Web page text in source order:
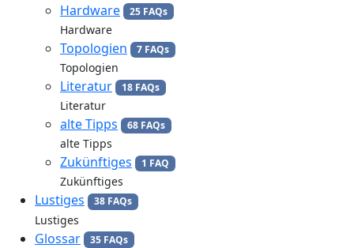
Hardware 25 FAQs
Hardware
Topologien 7 FAQs
Topologien
Literatur 18 FAQs
Literatur
alte Tipps 68 FAQs
alte Tipps
Zukünftiges 1 FAQ
Zukünftiges
Lustiges 38 FAQs
Lustiges
Glossar 35 FAQs